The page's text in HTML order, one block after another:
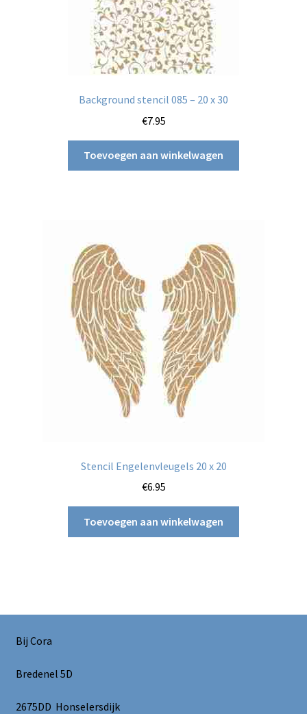
Background stencil 085 – 20 x 30
€7.95
Toevoegen aan winkelwagen
Stencil Engelenvleugels 20 x 20
€6.95
Toevoegen aan winkelwagen
Bij Cora
Bredenel 5D
2675DD Honselersdijk